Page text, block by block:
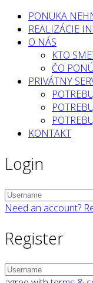
PONUKA
REALIZÁCIE
O NÁS
KTO
ČO
PRIVÁTNY
KONTAKT
Login
Need an account?
Register